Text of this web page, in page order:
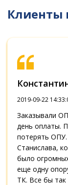
Клиенты
2019-09-22
Заказывали
день оплаты.
потерять
Станислава,
было
еще одну
ТК. Все бы так